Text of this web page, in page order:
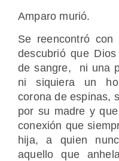
Amparo murió.
Se reencontró
descubrió que
de sangre, ni una
ni siquiera un
corona de espinas,
por su madre y
conexión que
hija, a quien
aquello que